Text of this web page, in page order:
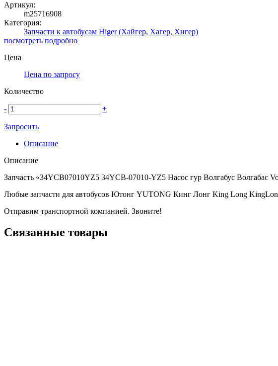
Артикул:
m25716908
Категория:
Запчасти к автобусам Higer (Хайгер, Хагер, Хигер)
посмотреть подробно
Цена
Цена по запросу
Количество
- +
Запросить
Описание
Описание
Запчасть «34YCB07010YZ5 34YCB-07010-YZ5 Насос гур Волгабус Волгабас
Любые запчасти для автобусов Ютонг YUTONG Кинг Лонг King Long
Отправим транспортной компанией. Звоните!
Связанные товары